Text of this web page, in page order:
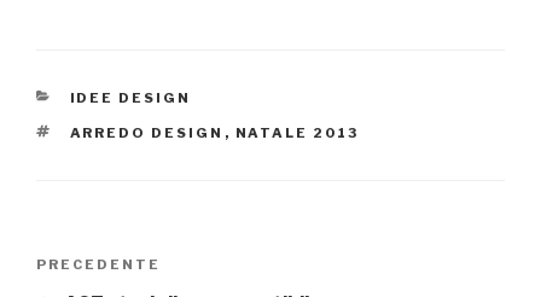
CATEGORIE
IDEE DESIGN
TAG
ARREDO DESIGN , NATALE 2013
Navigazione
Articolo
PRECEDENTE